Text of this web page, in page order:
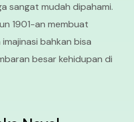
sangat mudah dipahami.
1901-an membuat
bahkan bisa
besar kehidupan di